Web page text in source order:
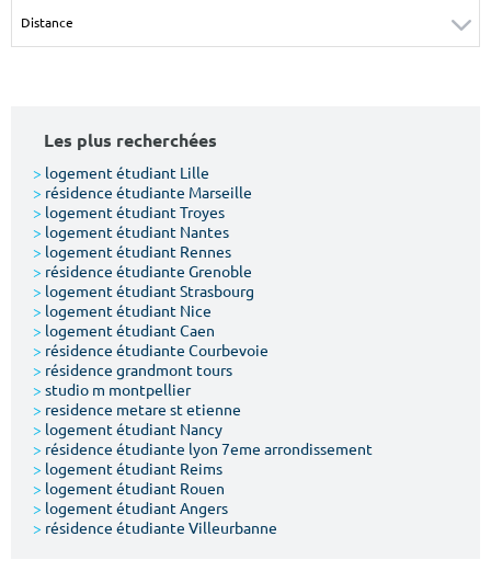
m² m²
Votre date d'entrée
Chercher
Les plus recherchées
> logement étudiant Lille
> résidence étudiante Marseille
> logement étudiant Troyes
> logement étudiant Nantes
> logement étudiant Rennes
> résidence étudiante Grenoble
> logement étudiant Strasbourg
> logement étudiant Nice
> logement étudiant Caen
> résidence étudiante Courbevoie
> résidence grandmont tours
> studio m montpellier
> residence metare st etienne
> logement étudiant Nancy
> résidence étudiante lyon 7eme arrondissement
> logement étudiant Reims
> logement étudiant Rouen
> logement étudiant Angers
> résidence étudiante Villeurbanne